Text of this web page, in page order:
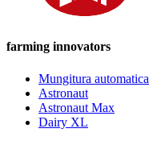
farming innovators
Mungitura automatica
Astronaut
Astronaut Max
Dairy XL